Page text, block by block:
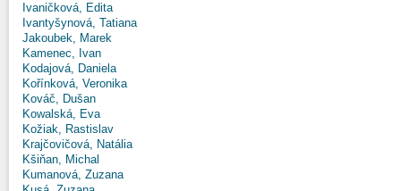
Ivaničková, Edita
Ivantyšynová, Tatiana
Jakoubek, Marek
Kamenec, Ivan
Kodajová, Daniela
Kořínková, Veronika
Kováč, Dušan
Kowalská, Eva
Kožiak, Rastislav
Krajčovičová, Natália
Kšiňan, Michal
Kumanová, Zuzana